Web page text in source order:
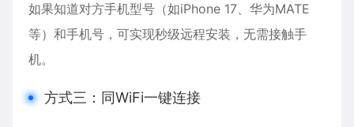
如果知道对方手机型号（如iPhone 17、华为MATE
等）和手机号，可实现秒级远程安装，无需接触手
机。
方式三：同WiFi一键连接